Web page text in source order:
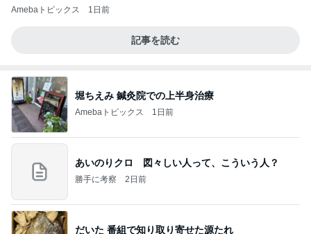
Amebaトピックス 1日前
記事を読む
堀ちえみ 鍼灸院での上半身治療
Amebaトピックス 1日前
あいのりクロ 図々しい人って、こういう人？
勝手に考察 2日前
だいた 番組で知り取り寄せた源たれ